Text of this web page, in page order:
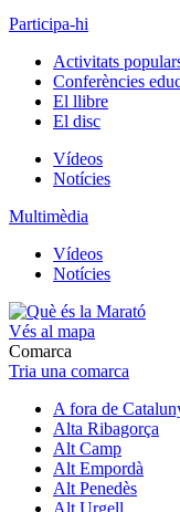
Participa-hi
Activitats
Conferències
El llibre
El disc
Vídeos
Notícies
Multimèdia
Vídeos
Notícies
Vés al mapa
Comarca
Tria una comarca
A fora de
Alta Ribagorça
Alt Camp
Alt Empordà
Alt Penedès
Alt Urgell